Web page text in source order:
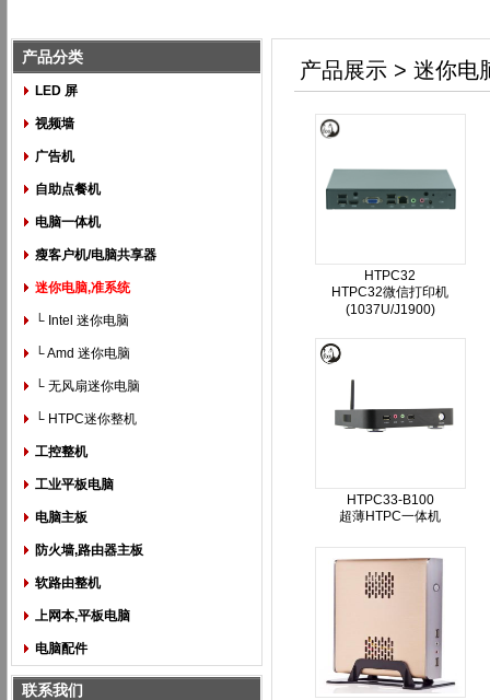
产品分类
LED 屏
视频墙
广告机
自助点餐机
电脑一体机
瘦客户机/电脑共享器
迷你电脑,准系统
└ Intel 迷你电脑
└ Amd 迷你电脑
└ 无风扇迷你电脑
└ HTPC迷你整机
工控整机
工业平板电脑
电脑主板
防火墙,路由器主板
软路由整机
上网本,平板电脑
电脑配件
联系我们
产品展示 > 迷你电
HTPC32
HTPC32微信打印机
(1037U/J1900)
HTPC33-B100
超薄HTPC一体机